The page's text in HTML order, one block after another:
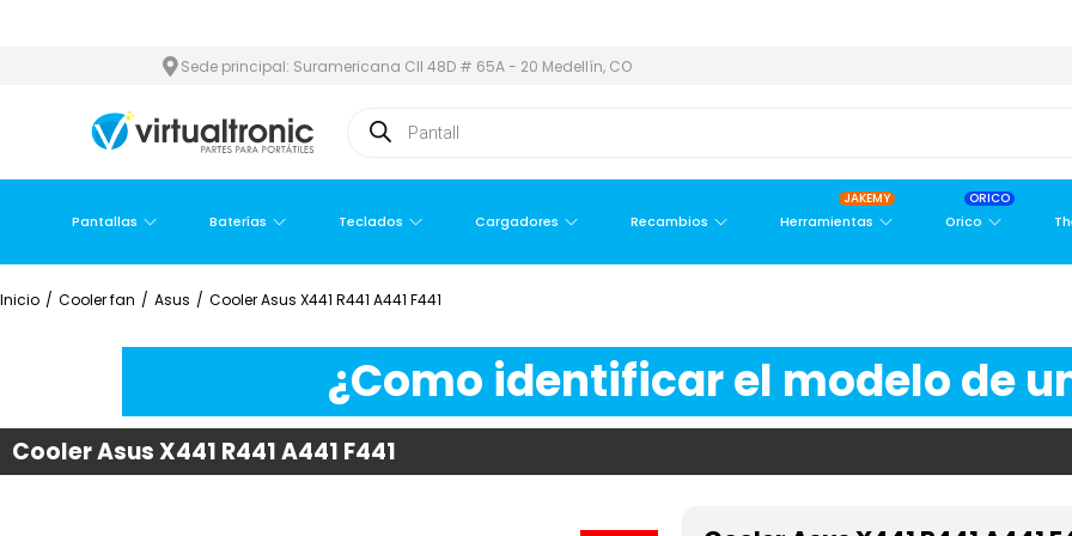
Sede principal: Suramericana Cll 48D # 65A - 20 Medellín, CO
Pantallas Baterías Teclados Cargadores Recambios Herramientas
JAKEMY
Orico
ORICO
Inicio / Cooler fan / Asus / Cooler Asus X441 R441 A441 F441
¿Como identificar el modelo de
Cooler Asus X441 R441 A441 F441